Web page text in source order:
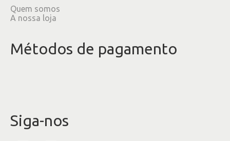
Quem somos
A nossa loja
Métodos de pagamento
Siga-nos